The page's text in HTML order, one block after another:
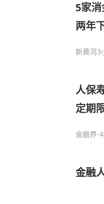
5家
两年
新黄河3
人保
定期
金融界-
金融